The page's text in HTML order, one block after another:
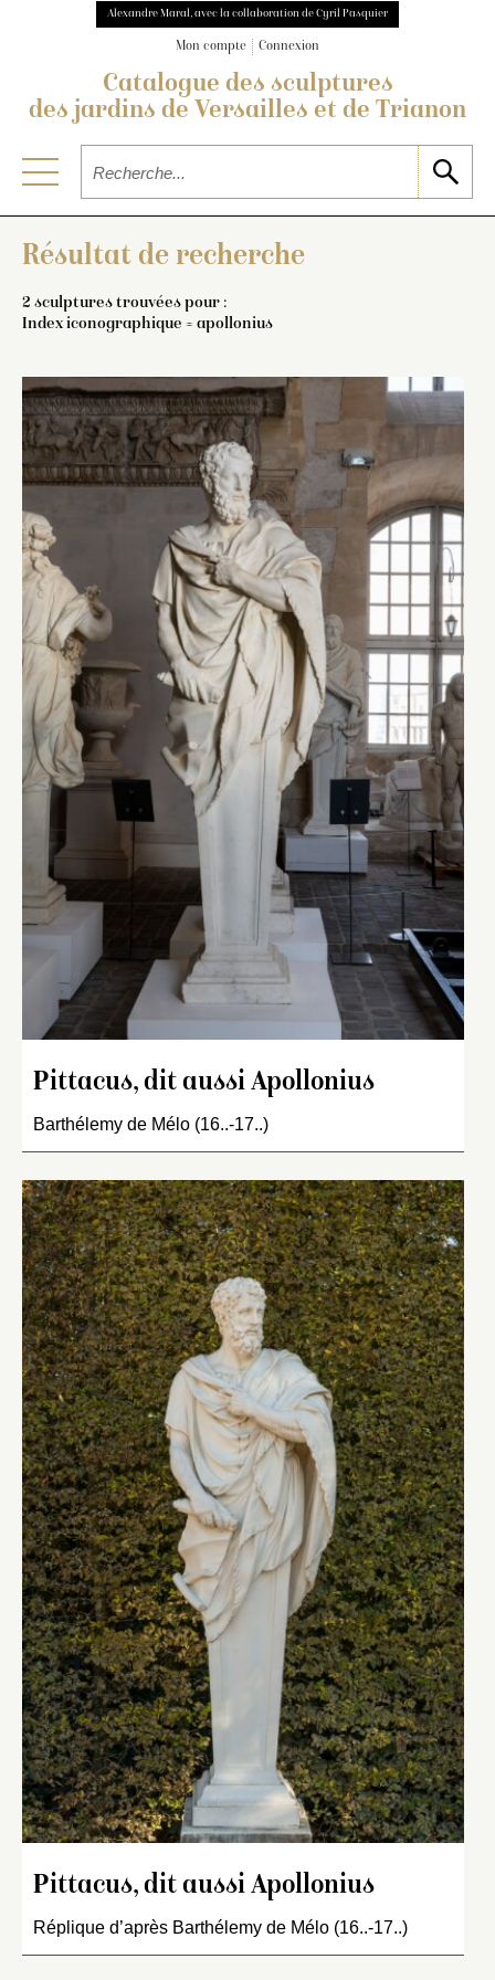
Alexandre Maral, avec la collaboration de Cyril Pasquier
Mon compte Connexion
Catalogue des sculptures
des jardins de Versailles et de Trianon
Résultat de recherche
2 sculptures trouvées pour :
Index iconographique = apollonius
Pittacus, dit aussi Apollonius
Barthélemy de Mélo (16..-17..)
Pittacus, dit aussi Apollonius
Réplique d’après Barthélemy de Mélo (16..-17..)